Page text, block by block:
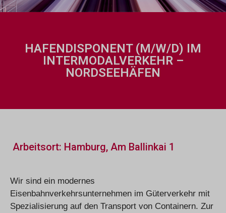
HAFENDISPONENT (M/W/D) IM
INTERMODALVERKEHR –
NORDSEEHÄFEN
Arbeitsort: Hamburg, Am Ballinkai 1
Wir sind ein modernes
Eisenbahnverkehrsunternehmen im Güterverkehr mit
Spezialisierung auf den Transport von Containern. Zur